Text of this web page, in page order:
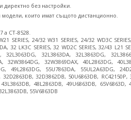
директно без настройки.
които имат същото дистанционно.
a CT-8528.
SERIES, 24/32 W31 SERIES, 24/32 WD3C
32 LK3C SERIES, 32 WD2C SERIES, 32/43 L21
32L3063DG, 32L3863DA, 32L3863DG,
32W3864DG, 32W3869DAX, 40L2863DG,
49L2863DG, 55U7863DA, 55UL2A63DG,
32D2863DB, 32D3862DB, 50U6863DB,
48L2863DB, 49U6863DB,
55V6863DB